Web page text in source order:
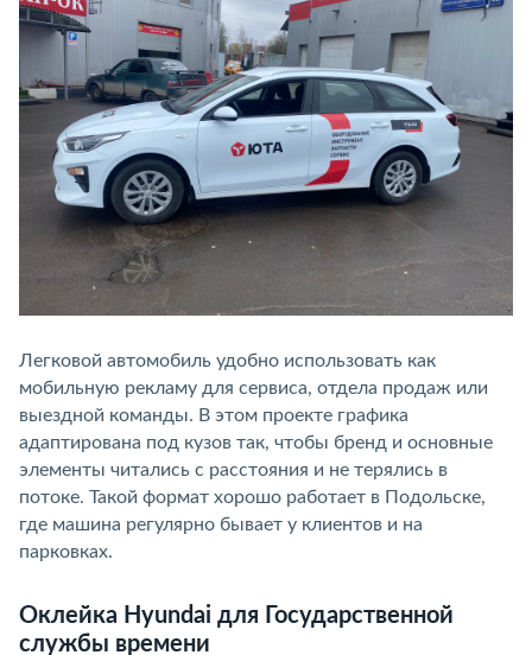
Легковой автомобиль удобно использовать как
мобильную рекламу для сервиса, отдела продаж или
выездной команды. В этом проекте графика
адаптирована под кузов так, чтобы бренд и основные
элементы читались с расстояния и не терялись в
потоке. Такой формат хорошо работает в Подольске,
где машина регулярно бывает у клиентов и на
парковках.
Оклейка Hyundai для Государственной
службы времени